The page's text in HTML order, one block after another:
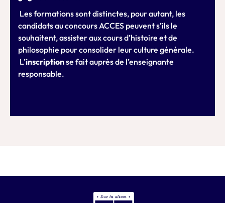
Les formations sont distinctes, pour autant, les
candidats au concours ACCES peuvent s’ils le
souhaitent, assister aux cours d’histoire et de
philosophie pour consolider leur culture générale.
L’inscriptionse fait auprès de l’enseignante
responsable.